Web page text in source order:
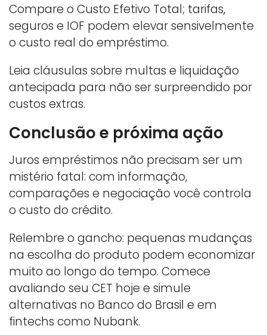
Compare o Custo Efetivo Total; tarifas,
seguros e IOF podem elevar sensivelmente
o custo real do empréstimo.
Leia cláusulas sobre multas e liquidação
antecipada para não ser surpreendido por
custos extras.
Conclusão e próxima ação
Juros empréstimos não precisam ser um
mistério fatal: com informação,
comparações e negociação você controla
o custo do crédito.
Relembre o gancho: pequenas mudanças
na escolha do produto podem economizar
muito ao longo do tempo. Comece
avaliando seu CET hoje e simule
alternativas no Banco do Brasil e em
fintechs como Nubank.